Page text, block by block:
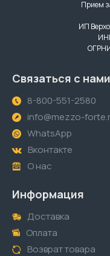
Прием
ИП
Связаться с нами
8-800-551-2580
info@mezzo-
WhatsApp
Вконтакте
О нас
Информация
Доставка
Оплата
Возврат товара